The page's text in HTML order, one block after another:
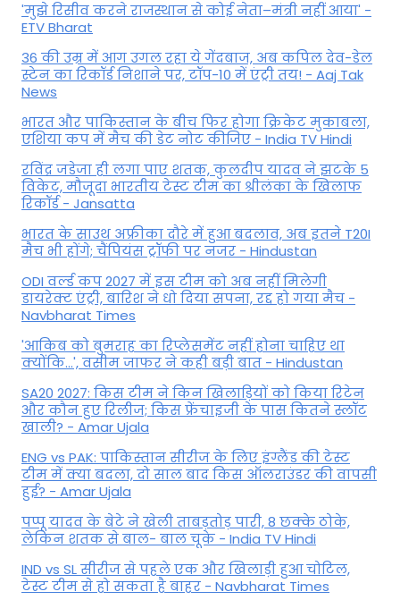
'मुझे रिसीव करने राजस्थान से कोई नेता–मंत्री नहीं आया' -
ETV Bharat
36 की उम्र में आग उगल रहा ये गेंदबाज, अब कपिल देव-डेल
स्टेन का रिकॉर्ड निशाने पर, टॉप-10 में एंट्री तय! - Aaj Tak
News
भारत और पाकिस्तान के बीच फिर होगा क्रिकेट मुकाबला,
एशिया कप में मैच की डेट नोट कीजिए - India TV Hindi
रविंद्र जडेजा ही लगा पाए शतक, कुलदीप यादव ने झटके 5
विकेट, मौजूदा भारतीय टेस्ट टीम का श्रीलंका के खिलाफ
रिकॉर्ड - Jansatta
भारत के साउथ अफ्रीका दौरे में हुआ बदलाव, अब इतने T20I
मैच भी होंगे; चैंपियंस ट्रॉफी पर नजर - Hindustan
ODI वर्ल्ड कप 2027 में इस टीम को अब नहीं मिलेगी
डायरेक्ट एंट्री, बारिश ने धो दिया सपना, रद्द हो गया मैच -
Navbharat Times
'आकिब को बुमराह का रिप्लेसमेंट नहीं होना चाहिए था
क्योंकि...', वसीम जाफर ने कही बड़ी बात - Hindustan
SA20 2027: किस टीम ने किन खिलाड़ियों को किया रिटेन
और कौन हुए रिलीज; किस फ्रेंचाइजी के पास कितने स्लॉट
खाली? - Amar Ujala
ENG vs PAK: पाकिस्तान सीरीज के लिए इंग्लैंड की टेस्ट
टीम में क्या बदला, दो साल बाद किस ऑलराउंडर की वापसी
हुई? - Amar Ujala
पप्पू यादव के बेटे ने खेली ताबड़तोड़ पारी, 8 छक्के ठोके,
लेकिन शतक से बाल- बाल चूके - India TV Hindi
IND vs SL सीरीज से पहले एक और खिलाड़ी हुआ चोटिल,
टेस्ट टीम से हो सकता है बाहर - Navbharat Times